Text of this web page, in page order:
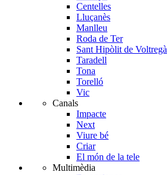
Centelles
Lluçanès
Manlleu
Roda de Ter
Sant Hipòlit de Voltregà
Taradell
Tona
Torelló
Vic
Canals
Impacte
Next
Viure bé
Criar
El món de la tele
Multimèdia